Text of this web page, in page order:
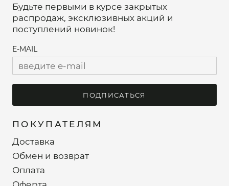
ПОКУПАТЕЛЯМ
Доставка
Обмен и возврат
Оплата
Будьте первыми в курсе закрытых
распродаж, эксклюзивных акций и
поступлений новинок!
E-MAIL
ПОДПИСАТЬСЯ